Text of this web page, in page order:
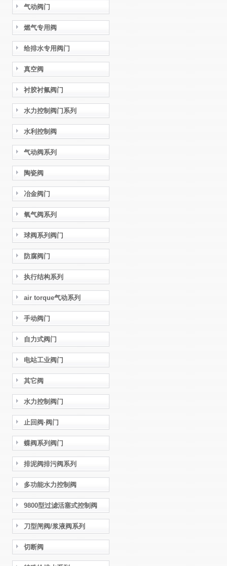
气动阀门
燃气专用阀
给排水专用阀门
真空阀
衬胶衬氟阀门
水力控制阀门系列
水利控制阀
气动阀系列
陶瓷阀
冶金阀门
氧气阀系列
球阀系列阀门
防腐阀门
执行结构系列
air torque气动系列
手动阀门
自力式阀门
电站工业阀门
其它阀
水力控制阀门
止回阀·阀门
蝶阀系列阀门
排泥阀排污阀系列
多功能水力控制阀
9800型过滤活塞式控制阀
刀型闸阀/浆液阀系列
切断阀